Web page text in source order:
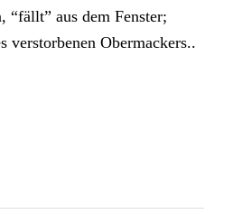
“fällt” aus dem Fenster;
verstorbenen Obermackers..